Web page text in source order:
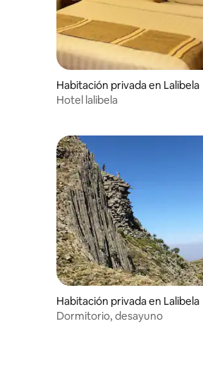
Habitación privada en Lalibela
Hotel lalibela
Habitación privada en Lalibela
Dormitorio, desayuno